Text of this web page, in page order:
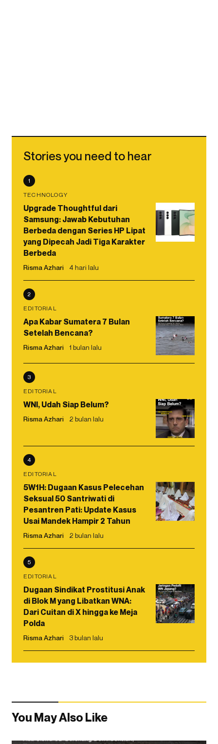
Stories you need to hear
1
TECHNOLOGY
Upgrade Thoughtful dari
Samsung: Jawab Kebutuhan
Berbeda dengan Series HP Lipat
yang Dipecah Jadi Tiga Karakter
Berbeda
Risma Azhari 4 hari lalu
2
EDITORIAL
Apa Kabar Sumatera 7 Bulan
Setelah Bencana?
Risma Azhari 1 bulan lalu
3
EDITORIAL
WNI, Udah Siap Belum?
Risma Azhari 2 bulan lalu
4
EDITORIAL
5W1H: Dugaan Kasus Pelecehan
Seksual 50 Santriwati di
Pesantren Pati: Update Kasus
Usai Mandek Hampir 2 Tahun
Risma Azhari 2 bulan lalu
5
EDITORIAL
Dugaan Sindikat Prostitusi Anak
di Blok M yang Libatkan WNA:
Dari Cuitan di X hingga ke Meja
Polda
Risma Azhari 3 bulan lalu
You May Also Like